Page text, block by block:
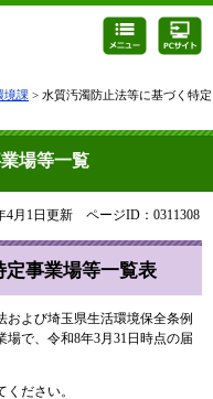
境課 > 水質汚濁防止法等に基づく特定
場等一覧
4月1日更新 ページID：0311308
定事業場等一覧表
よび埼玉県生活環境保全条例
で、令和8年3月31日時点の届
ださい。